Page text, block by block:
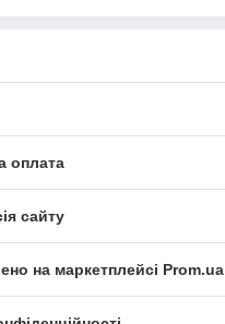
оплата
сайту
на маркетплейсі Prom.ua